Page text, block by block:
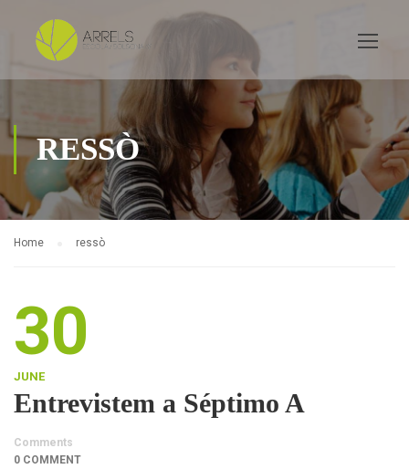
RESSÒ
Home ressò
30
JUNE
Entrevistem a Séptimo A
Comments
0 COMMENT